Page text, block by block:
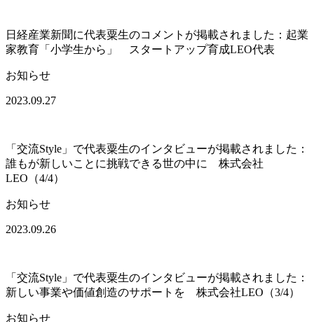
日経産業新聞に代表粟生のコメントが掲載されました：起業
家教育「小学生から」 スタートアップ育成LEO代表
お知らせ
2023.09.27
「交流Style」で代表粟生のインタビューが掲載されました：
誰もが新しいことに挑戦できる世の中に 株式会社
LEO（4/4）
お知らせ
2023.09.26
「交流Style」で代表粟生のインタビューが掲載されました：
新しい事業や価値創造のサポートを 株式会社LEO（3/4）
お知らせ